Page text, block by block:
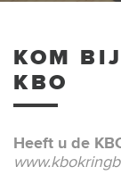
KOM
KBO
Heeft u de